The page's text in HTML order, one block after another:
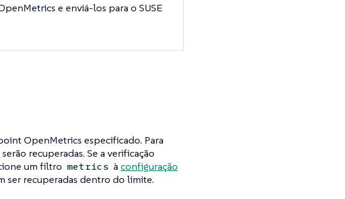
e enviá-los para o SUSE
OpenMetrics especificado. Para
recuperadas. Se a verificação
um filtro metrics à configuração
ser recuperadas dentro do limite.